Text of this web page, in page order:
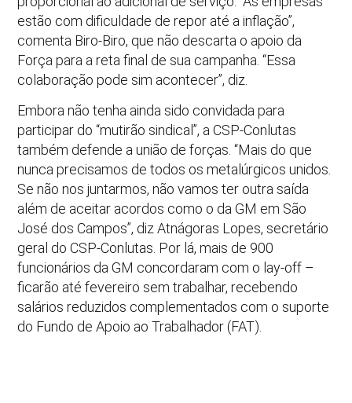
estão com dificuldade de repor até a inflação”,
comenta Biro-Biro, que não descarta o apoio da
Força para a reta final de sua campanha. “Essa
colaboração pode sim acontecer”, diz.
Embora não tenha ainda sido convidada para
participar do “mutirão sindical”, a CSP-Conlutas
também defende a união de forças. “Mais do que
nunca precisamos de todos os metalúrgicos unidos.
Se não nos juntarmos, não vamos ter outra saída
além de aceitar acordos como o da GM em São
José dos Campos”, diz Atnágoras Lopes, secretário
geral do CSP-Conlutas. Por lá, mais de 900
funcionários da GM concordaram com o lay-off –
ficarão até fevereiro sem trabalhar, recebendo
salários reduzidos complementados com o suporte
do Fundo de Apoio ao Trabalhador (FAT).